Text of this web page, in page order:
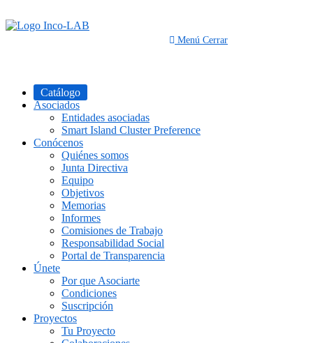
al
Menú Cerrar
Catálogo
Asociados
Entidades asociadas
Smart Island Cluster Preference
Conócenos
Quiénes somos
Junta Directiva
Equipo
Objetivos
Memorias
Informes
Comisiones de Trabajo
Responsabilidad Social
Portal de Transparencia
Únete
Por que Asociarte
Condiciones
Suscripción
Proyectos
Tu Proyecto